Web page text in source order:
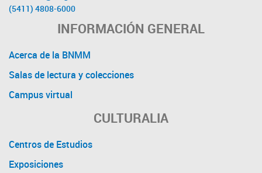
(5411) 4808-6000
INFORMACIÓN GENERAL
Acerca de la BNMM
Salas de lectura y colecciones
Campus virtual
CULTURALIA
Centros de Estudios
Exposiciones